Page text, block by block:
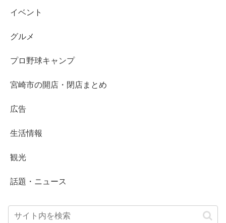
イベント
グルメ
プロ野球キャンプ
宮崎市の開店・閉店まとめ
広告
生活情報
観光
話題・ニュース